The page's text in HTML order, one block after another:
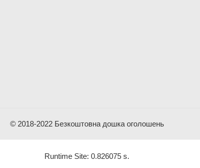
© 2018-2022 Безкоштовна дошка оголошень
Runtime Site: 0.826075 s.